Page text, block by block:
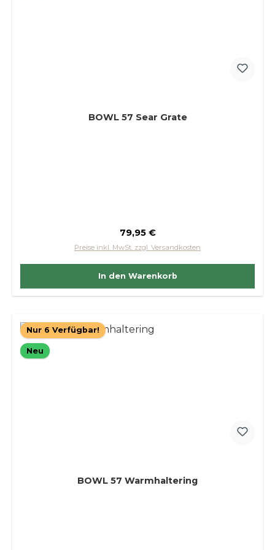
BOWL 57 Sear Grate
Regulärer Preis:
79,95 €
Preise inkl. MwSt. zzgl. Versandkosten
In den Warenkorb
Nur 6 Verfügbar!
Neu
BOWL 57 Warmhaltering